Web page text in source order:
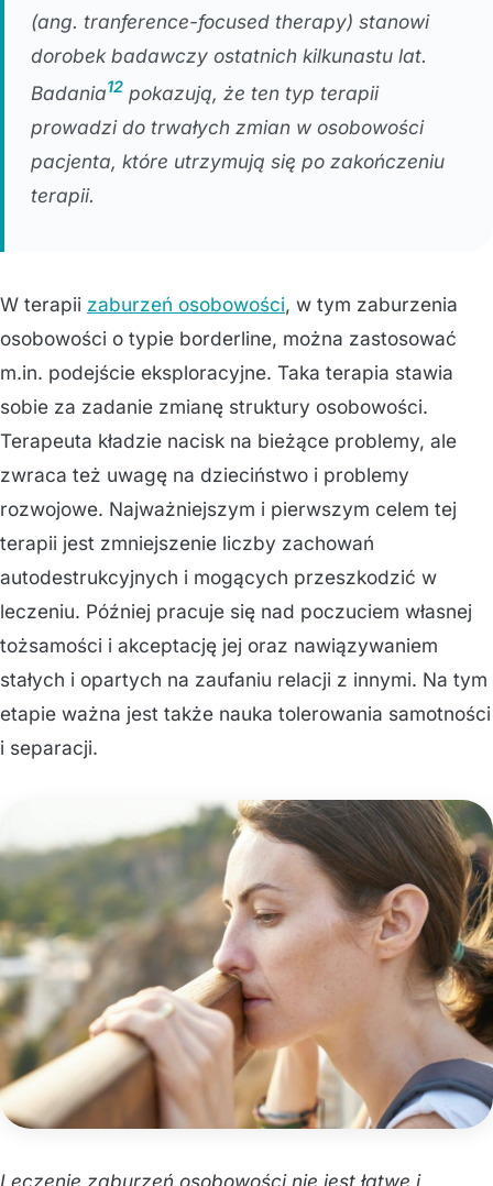
(ang. tranference-focused therapy) stanowi
dorobek badawczy ostatnich kilkunastu lat.
Badania12 pokazują, że ten typ terapii
prowadzi do trwałych zmian w osobowości
pacjenta, które utrzymują się po zakończeniu
terapii.
W terapii zaburzeń osobowości, w tym zaburzenia
osobowości o typie borderline, można zastosować
m.in. podejście eksploracyjne. Taka terapia stawia
sobie za zadanie zmianę struktury osobowości.
Terapeuta kładzie nacisk na bieżące problemy, ale
zwraca też uwagę na dzieciństwo i problemy
rozwojowe. Najważniejszym i pierwszym celem tej
terapii jest zmniejszenie liczby zachowań
autodestrukcyjnych i mogących przeszkodzić w
leczeniu. Później pracuje się nad poczuciem własnej
tożsamości i akceptację jej oraz nawiązywaniem
stałych i opartych na zaufaniu relacji z innymi. Na tym
etapie ważna jest także nauka tolerowania samotności
i separacji.
Leczenie zaburzeń osobowości nie jest łatwe i